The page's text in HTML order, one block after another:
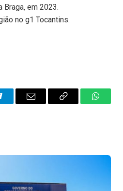
Braga, em 2023.
no g1 Tocantins.
Email
Copy